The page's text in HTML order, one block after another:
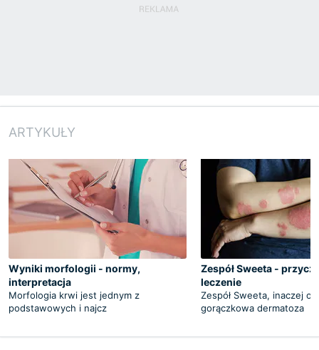
ARTYKUŁY
Wyniki morfologii - normy,
interpretacja
Morfologia krwi jest jednym z
podstawowych i najcz
Zespół Sweeta -
leczenie
Zespół Sweeta, inaczej
gorączkowa dermatoza